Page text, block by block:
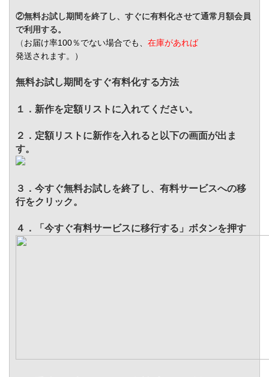
②無料お試し期間を終了し、すぐに有料化させて通常月額会員
で利用する。
（お届け率100％でない場合でも、 在庫があれば
発送されます。）
無料お試し期間をすぐ有料化する方法
１．新作を定額リストに入れてください。
２．定額リストに新作を入れると以下の画面が出ま
す。
３．今すぐ無料お試しを終了し、有料サービスへの移
行をクリック。
４．「今すぐ有料サービスに移行する」ボタンを押す